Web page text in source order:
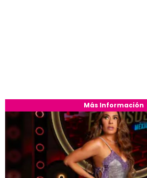
Más Información